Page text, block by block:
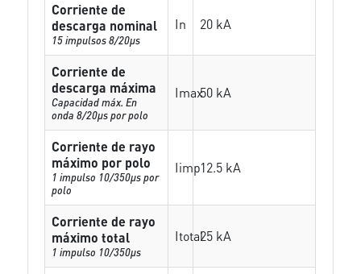
Corriente de
descarga nominal
15 impulsos 8/20µs
In 20 kA
Corriente de
descarga máxima
Capacidad máx. En
onda 8/20µs por polo
Imax50 kA
Corriente de rayo
máximo por polo
1 impulso 10/350µs por
polo
Iimp12.5 kA
Corriente de rayo
máximo total
1 impulso 10/350µs
Itotal25 kA